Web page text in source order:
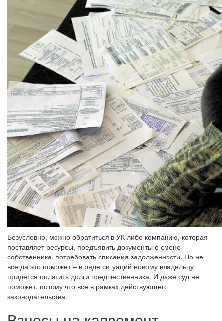
Безусловно, можно обратиться в УК либо компанию, которая
поставляет ресурсы, предъявить документы о смене
собственника, потребовать списания задолженности. Но не
всегда это поможет – в ряде ситуаций новому владельцу
придется оплатить долги предшественника. И даже суд не
поможет, потому что все в рамках действующего
законодательства.